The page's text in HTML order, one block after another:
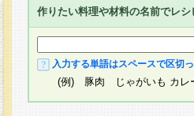
作りたい料理や材料の名前でレシ
入力する単語はスペースで区切
(例) 豚肉 じゃがいも カレ